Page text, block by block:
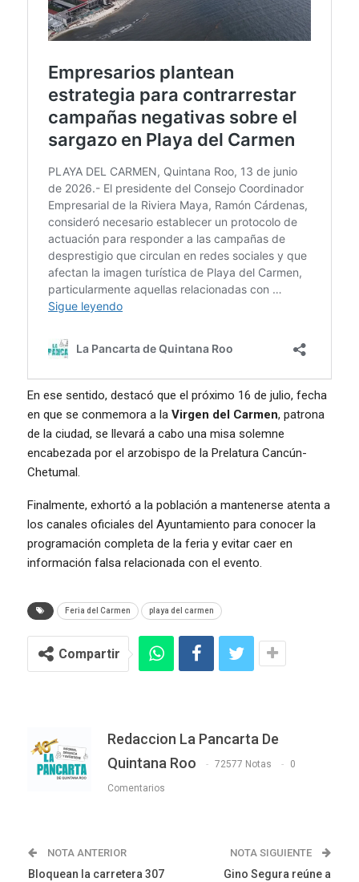
En ese sentido, destacó que el próximo 16 de julio, fecha
en que se conmemora a la Virgen del Carmen, patrona
de la ciudad, se llevará a cabo una misa solemne
encabezada por el arzobispo de la Prelatura Cancún-
Chetumal.
Finalmente, exhortó a la población a mantenerse atenta a
los canales oficiales del Ayuntamiento para conocer la
programación completa de la feria y evitar caer en
información falsa relacionada con el evento.
Feria del Carmen playa del carmen
Compartir
Redaccion La Pancarta De
Quintana Roo
72577 Notas 0
Comentarios
NOTA ANTERIOR
Bloquean la carretera 307
NOTA SIGUIENTE
Gino Segura reúne a